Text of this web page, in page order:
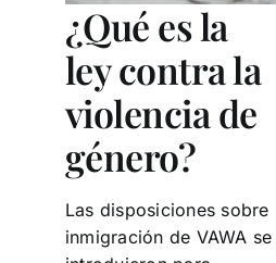
¿Qué es la
ley contra la
violencia de
género?
Las disposiciones sobre
inmigración de VAWA se